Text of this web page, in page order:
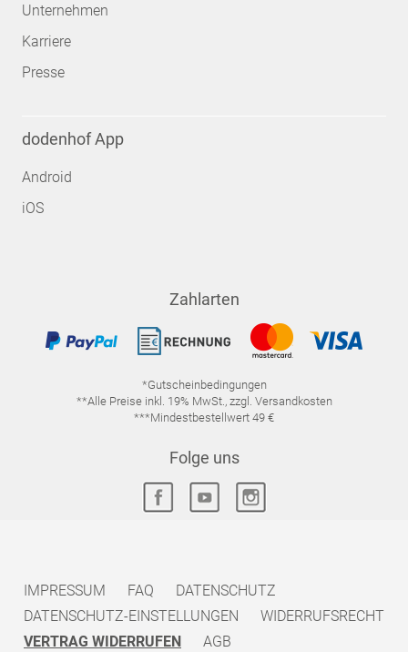
Unternehmen
Karriere
Presse
dodenhof App
Android
iOS
Zahlarten
*Gutscheinbedingungen
**Alle Preise inkl. 19% MwSt., zzgl. Versandkosten
***Mindestbestellwert 49 €
Folge uns
IMPRESSUM FAQ
DATENSCHUTZ
DATENSCHUTZ-EINSTELLUNGEN
WIDERRUFSRECHT
VERTRAG WIDERRUFEN
AGB